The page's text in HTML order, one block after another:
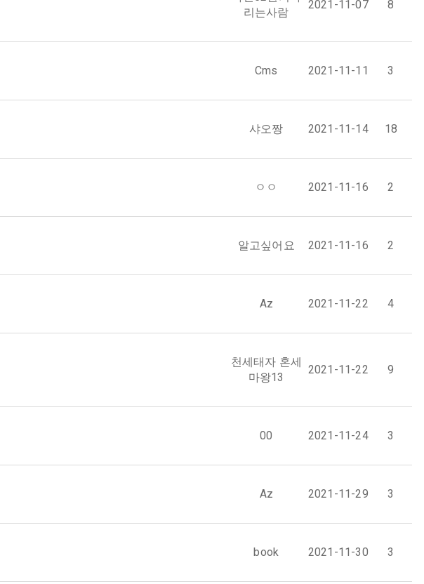
리는사람
2021-11-07 8
Cms 2021-11-11 3
샤오짱 2021-11-14 18
ㅇㅇ 2021-11-16 2
알고싶어요 2021-11-16 2
Az 2021-11-22 4
천세태자 혼세
마왕13
2021-11-22 9
00 2021-11-24 3
Az 2021-11-29 3
book 2021-11-30 3